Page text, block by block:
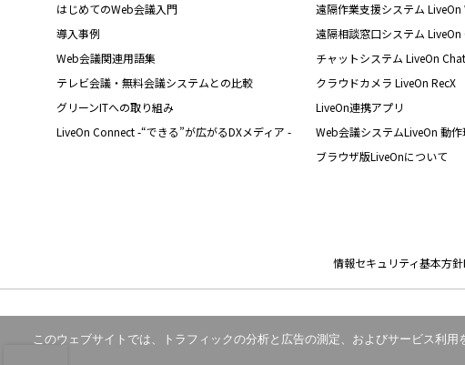
はじめてのWeb会議入門
導入事例
Web会議関連用語集
テレビ会議・無料会議システムとの比較
グリーンITへの取り組み
LiveOn Connect -“できる”が広がるDXメディア -
遠隔作業支援システム
遠隔相談窓口システム LiveOn
チャットシステム LiveOn Chat
クラウドカメラ LiveOn RecX
LiveOn連携アプリ
Web会議システムLiveOn 動
ブラウザ版LiveOnについて
情報セキュリティ基本方針
このウェブサイトでは、トラフィックの分析と広告の測定、およびサービス利